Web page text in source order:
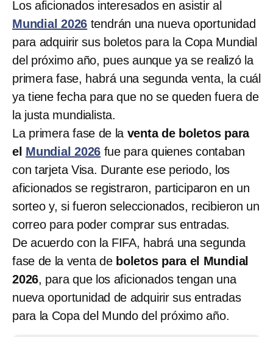
Los aficionados interesados en asistir al
Mundial 2026 tendrán una nueva oportunidad
para adquirir sus boletos para la Copa Mundial
del próximo año, pues aunque ya se realizó la
primera fase, habrá una segunda venta, la cuál
ya tiene fecha para que no se queden fuera de
la justa mundialista.
La primera fase de la venta de boletos para
el Mundial 2026 fue para quienes contaban
con tarjeta Visa. Durante ese periodo, los
aficionados se registraron, participaron en un
sorteo y, si fueron seleccionados, recibieron un
correo para poder comprar sus entradas.
De acuerdo con la FIFA, habrá una segunda
fase de la venta de boletos para el Mundial
2026, para que los aficionados tengan una
nueva oportunidad de adquirir sus entradas
para la Copa del Mundo del próximo año.